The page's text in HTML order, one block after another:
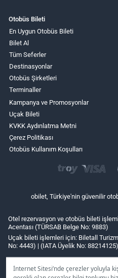
İnternet Sitesi’nde çerezler yoluyla
Otobüs Bileti
En Uygun Otobüs Bileti
Bilet Al
Tüm Seferler
Destinasyonlar
Otobüs Şirketleri
Terminaller
Kampanya ve Promosyonlar
Uçak Bileti
KVKK Aydınlatma Metni
Çerez Politikası
Otobüs Kullanım Koşulları
obilet, Türkiye'nin güvenilir
Otel rezervasyon ve otobüs bileti
Acentası (TÜRSAB Belge No: 9883)
Uçak bileti işlemleri için: Biletall
No: 4443) | (IATA Üyelik No: 88214125)